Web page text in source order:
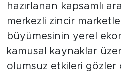
hazırlanan kapsamlı
merkezli zincir
büyümesinin yerel
kamusal kaynaklar
olumsuz etkileri gözler